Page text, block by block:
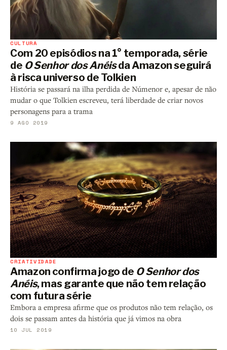
CULTURA
Com 20 episódios na 1° temporada, série
de O Senhor dos Anéisda Amazon seguirá
à risca universo de Tolkien
História se passará na ilha perdida de Númenor e, apesar de não
mudar o que Tolkien escreveu, terá liberdade de criar novos
personagens para a trama
9 AGO 2019
CRIATIVIDADE
Amazon confirma jogo de O Senhor dos
Anéis, mas garante que não tem relação
com futura série
Embora a empresa afirme que os produtos não tem relação, os
dois se passam antes da história que já vimos na obra
10 JUL 2019